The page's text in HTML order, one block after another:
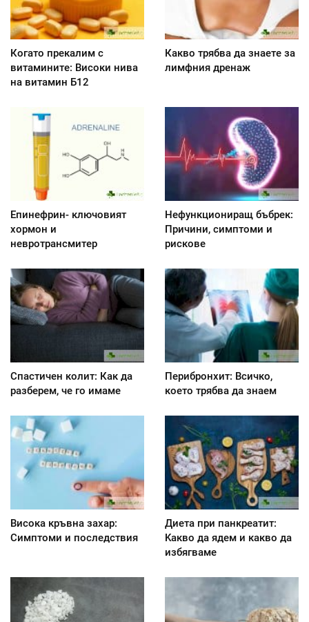
Когато прекалим с
витамините: Високи нива
на витамин Б12
Какво трябва да знаете за
лимфния дренаж
Епинефрин- ключовият
хормон и
невротрансмитер
Нефункциониращ бъбрек:
Причини, симптоми и
рискове
Спастичен колит: Как да
разберем, че го имаме
Перибронхит: Всичко,
което трябва да знаем
Висока кръвна захар:
Симптоми и последствия
Диета при панкреатит:
Kакво да ядем и какво да
избягваме